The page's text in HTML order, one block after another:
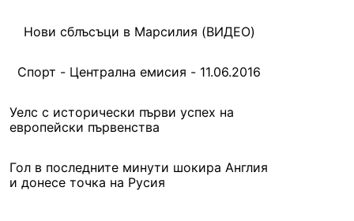
Нови сблъсъци в Марсилия (ВИДЕО)
Спорт - Централна емисия - 11.06.2016
Уелс с исторически първи успех на
европейски първенства
Гол в последните минути шокира Англия
и донесе точка на Русия